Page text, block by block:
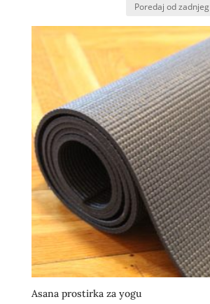
Asana prostirka za yogu